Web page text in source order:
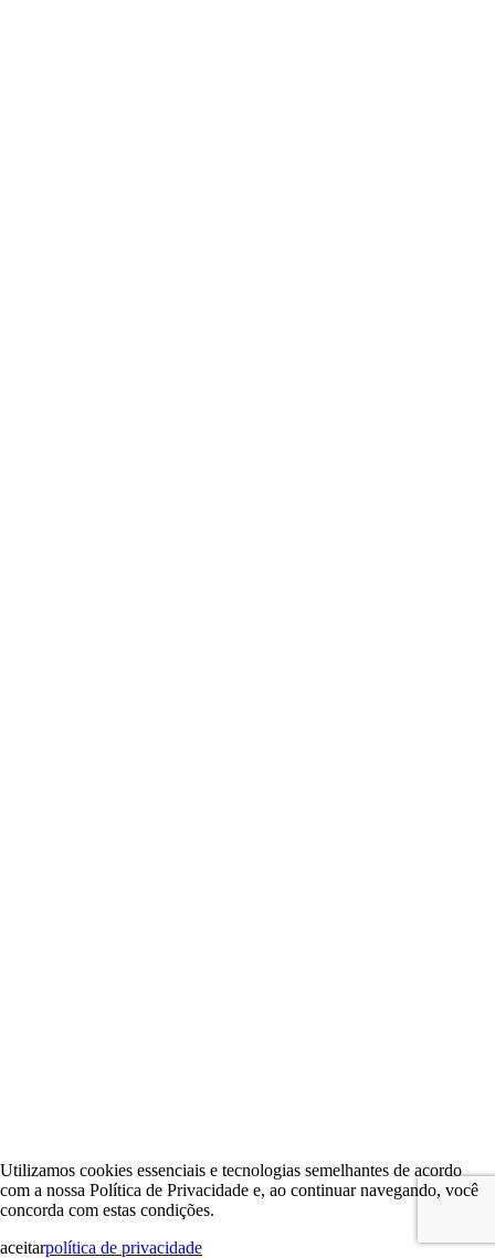
Utilizamos cookies essenciais e tecnologias semelhantes de acordo
com a nossa Política de Privacidade e, ao continuar navegando, você
concorda com estas condições.
aceitarpolítica de privacidade